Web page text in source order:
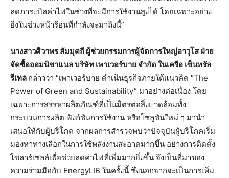
ลดภาระบิลค่าไฟในช่วงที่จะมีการใช้งานสูงได้ โดยเฉพาะอย่าง
ยิ่งในช่วงหน้าร้อนที่กำลังจะมาถึงนี้”
นางสาวศิวาพร สัมมุตถี ผู้ช่วยกรรมการผู้จัดการใหญ่อาวุโส ฝ่าย
จัดซื้อออมนิชาแนลบริษัท เพาเวอร์บายจำกัดในเครือ เซ็นทรัล
รีเทล กล่าวว่า “เพาเวอร์บาย ดำเนินธุรกิจภายใต้แนวคิด “The
Power of Green and Sustainability” มาอย่างต่อเนื่อง โดย
เฉพาะการสรรหาผลิตภัณฑ์ที่เป็นมิตรต่อสิ่งแวดล้อมทั้ง
กระบวนการผลิต ฟังก์ชันการใช้งาน หรือโซลูชันใหม่ ๆ มานำ
เสนอให้กับผู้บริโภค จากผลการสำรวจพบว่าปัจจุบันผู้บริโภคเริ่ม
มองหาทางเลือกในการใช้พลังงานสะอาดมากขึ้น อย่างการติดตั้ง
โซลาร์เซลล์เพื่อช่วยลดค่าไฟที่เพิ่มมากยิ่งขึ้น จึงเป็นที่มาของ
ความร่วมมือกับ EnergyLIB ในครั้งนี้ ซึ่งนอกจากจะเป็นการเพิ่ม